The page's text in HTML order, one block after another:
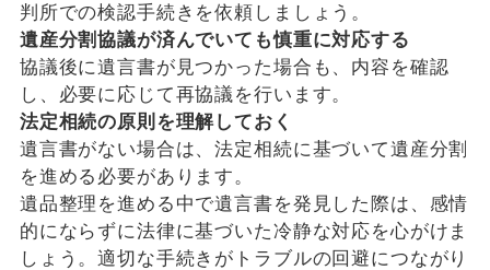
判所での検認手続きを依頼しましょう。
遺産分割協議が済んでいても慎重に対応する
協議後に遺言書が見つかった場合も、内容を確認
し、必要に応じて再協議を行います。
法定相続の原則を理解しておく
遺言書がない場合は、法定相続に基づいて遺産分割
を進める必要があります。
遺品整理を進める中で遺言書を発見した際は、感情
的にならずに法律に基づいた冷静な対応を心がけま
しょう。適切な手続きがトラブルの回避につながり